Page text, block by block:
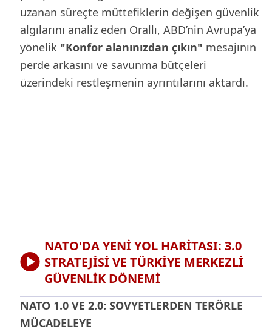
uzanan süreçte müttefiklerin değişen güvenlik
algılarını analiz eden Orallı, ABD’nin Avrupa’ya
yönelik "Konfor alanınızdan çıkın" mesajının
perde arkasını ve savunma bütçeleri
üzerindeki restleşmenin ayrıntılarını aktardı.
NATO'DA YENİ YOL HARİTASI: 3.0
STRATEJİSİ VE TÜRKİYE MERKEZLİ
GÜVENLİK DÖNEMİ
NATO 1.0 VE 2.0: SOVYETLERDEN TERÖRLE
MÜCADELEYE